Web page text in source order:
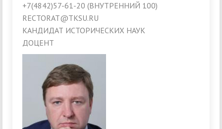
+7(4842)57-61-20 (ВНУТРЕННИЙ 100)
RECTORAT@TKSU.RU
КАНДИДАТ ИСТОРИЧЕСКИХ НАУК
ДОЦЕНТ